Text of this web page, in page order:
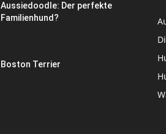
Aussiedoodle: Der perfekte
Familienhund?
Boston Terrier